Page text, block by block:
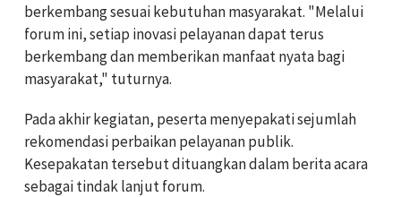
berkembang sesuai kebutuhan masyarakat. "Melalui
forum ini, setiap inovasi pelayanan dapat terus
berkembang dan memberikan manfaat nyata bagi
masyarakat," tuturnya.
Pada akhir kegiatan, peserta menyepakati sejumlah
rekomendasi perbaikan pelayanan publik.
Kesepakatan tersebut dituangkan dalam berita acara
sebagai tindak lanjut forum.